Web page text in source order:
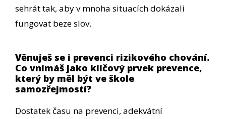
sehrát tak, aby v mnoha situacích dokázali
fungovat beze slov.
Věnuješ se i prevenci rizikového chování.
Co vnímáš jako klíčový prvek prevence,
který by měl být ve škole
samozřejmostí?
Dostatek času na prevenci, adekvátní